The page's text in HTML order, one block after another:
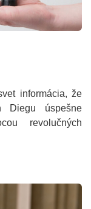
informácia, že
Diegu úspešne
revolučných